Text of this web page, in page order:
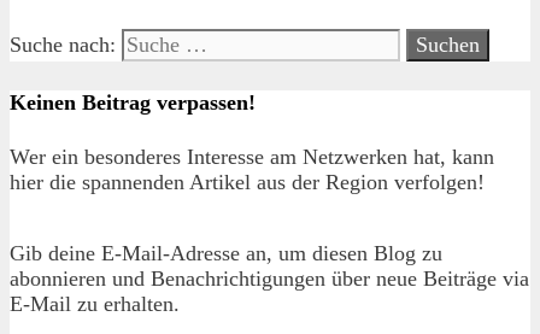
Suche nach:
Keinen Beitrag verpassen!
Wer ein besonderes Interesse am Netzwerken hat, kann
hier die spannenden Artikel aus der Region verfolgen!
Gib deine E-Mail-Adresse an, um diesen Blog zu
abonnieren und Benachrichtigungen über neue Beiträge via
E-Mail zu erhalten.